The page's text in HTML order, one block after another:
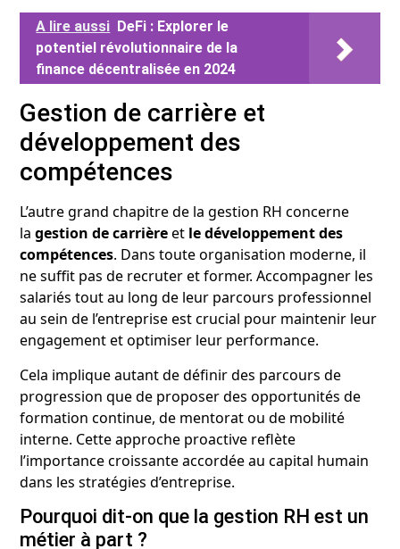
A lire aussi DeFi : Explorer le
potentiel révolutionnaire de la
finance décentralisée en 2024
Gestion de carrière et
développement des
compétences
L’autre grand chapitre de la gestion RH concerne
lagestion de carrièreet le développement des
compétences. Dans toute organisation moderne, il
ne suffit pas de recruter et former. Accompagner les
salariés tout au long de leur parcours professionnel
au sein de l’entreprise est crucial pour maintenir leur
engagement et optimiser leur performance.
Cela implique autant de définir des parcours de
progression que de proposer des opportunités de
formation continue, de mentorat ou de mobilité
interne. Cette approche proactive reflète
l’importance croissante accordée au capital humain
dans les stratégies d’entreprise.
Pourquoi dit-on que la gestion RH est un
métier à part ?